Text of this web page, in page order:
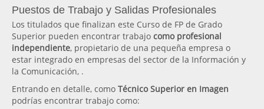
Puestos de Trabajo y Salidas Profesionales
Los titulados que finalizan este Curso de FP de Grado
Superior pueden encontrar trabajo como profesional
independiente, propietario de una pequeña empresa o
estar integrado en empresas del sector de la Información y
la Comunicación, .
Entrando en detalle, como Técnico Superior en Imagen
podrías encontrar trabajo como: